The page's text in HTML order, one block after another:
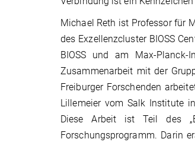
Michael Reth ist Professor für
des Exzellenzcluster BIOSS
BIOSS und am Max-
Zusammenarbeit mit der
Freiburger Forschenden
Lillemeier vom Salk Institute
Diese Arbeit ist Teil des
Forschungsprogramm. Darin